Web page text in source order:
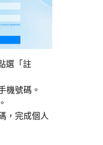
選「註
機號碼。
，完成個人